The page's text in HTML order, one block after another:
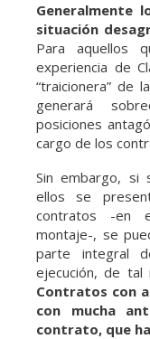
Generalmente
situación
Para aquellos
experiencia de
“traicionera” de
generará
posiciones
cargo de los
Sin embargo, si
ellos se
contratos -en
montaje-, se
parte integral
ejecución, de tal
Contratos con
con mucha
contrato, que